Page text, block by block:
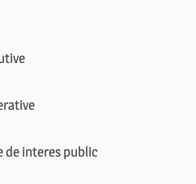
de interes public